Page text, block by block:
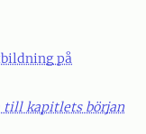
på
till kapitlets början